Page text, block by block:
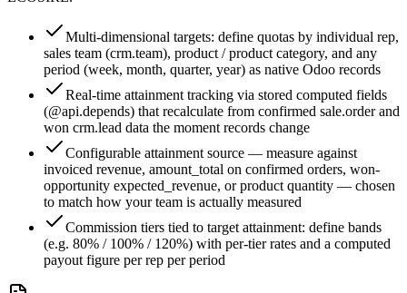
Multi-dimensional targets: define quotas by individual rep,
sales team (crm.team), product / product category, and any
period (week, month, quarter, year) as native Odoo records
Real-time attainment tracking via stored computed fields
(@api.depends) that recalculate from confirmed sale.order and
won crm.lead data the moment records change
Configurable attainment source — measure against
invoiced revenue, amount_total on confirmed orders, won-
opportunity expected_revenue, or product quantity — chosen
to match how your team is actually measured
Commission tiers tied to target attainment: define bands
(e.g. 80% / 100% / 120%) with per-tier rates and a computed
payout figure per rep per period